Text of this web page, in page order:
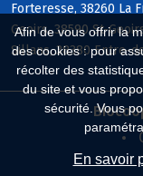
Afin de vous offrir la
des cookies : pour
récolter des
du site et vous
sécurité. Vous
En savoir
Forteresse, 38260 La
Geoirs, 38590 St-
Sillans, 38380 Entre-